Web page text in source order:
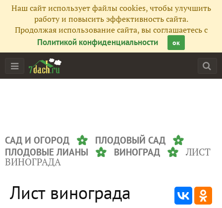
Наш сайт использует файлы cookies, чтобы улучшить
работу и повысить эффективность сайта.
Продолжая использование сайта, вы соглашаетесь с
Политикой конфиденциальности
ок
САД И ОГОРОД
ПЛОДОВЫЙ САД
ПЛОДОВЫЕ ЛИАНЫ
ВИНОГРАД
ЛИСТ
ВИНОГРАДА
Лист винограда